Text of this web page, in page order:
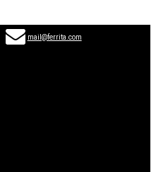
mail@ferrita.com